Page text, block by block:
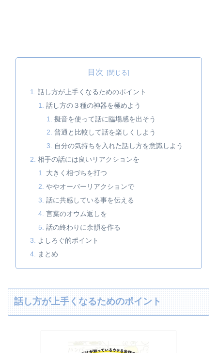
目次
話し方が上手くなるためのポイント
話し方の３種の神器を極めよう
擬音を使って話に臨場感を出そう
普通と比較して話を楽しくしよう
自分の気持ちを入れた話し方を意識しよう
相手の話には良いリアクションを
大きく相づちを打つ
ややオーバーリアクションで
話に共感している事を伝える
言葉のオウム返しを
話の終わりに余韻を作る
よしろぐ的ポイント
まとめ
話し方が上手くなるためのポイント